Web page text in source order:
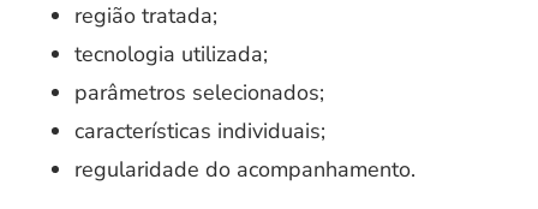
região tratada;
tecnologia utilizada;
parâmetros selecionados;
características individuais;
regularidade do acompanhamento.